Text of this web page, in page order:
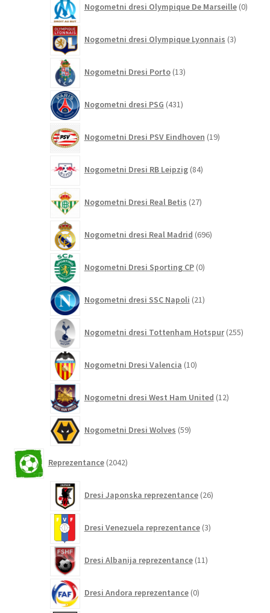
Nogometni dresi Olympique De Marseille 0
Nogometni dresi Olympique Lyonnais 3izdelki
Nogometni Dresi Porto 13izdelkov
Nogometni dresi PSG 431izdelkov
Nogometni Dresi PSV Eindhoven 19izdelkov
Nogometni Dresi RB Leipzig 84izdelkov
Nogometni Dresi Real Betis 27izdelkov
Nogometni dresi Real Madrid 696izdelkov
Nogometni Dresi Sporting CP 0izdelkov
Nogometni dresi SSC Napoli 21izdelkov
Nogometni dresi Tottenham Hotspur 255
Nogometni Dresi Valencia 10izdelkov
Nogometni dresi West Ham United 12izdelkov
Nogometni Dresi Wolves 59izdelkov
Reprezentance 2042izdelkov
Dresi Japonska reprezentance 26izdelkov
Dresi Venezuela reprezentance 3izdelki
Dresi Albanija reprezentance 11izdelkov
Dresi Andora reprezentance 0izdelkov